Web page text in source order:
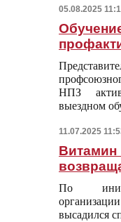
05.08.2025
НПЗ
выездном
11.07.2025
По
высадился